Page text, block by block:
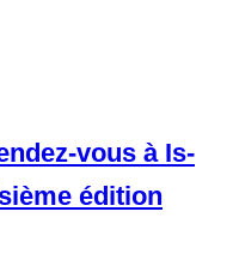
vous à Is-
édition